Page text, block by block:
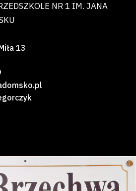
NR 1 IM. JANA
13